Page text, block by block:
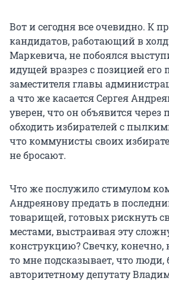
Вот и сегодня все очевидно. К
кандидатов, работающий в
Маркевича, не побоялся
идущей вразрез с позицией его
заместителя главы
а что же касается Сергея
уверен, что он объявится через
обходить избирателей с
что коммунисты своих
не бросают.
Что же послужило стимулом
Андреянову предать в
товарищей, готовых рискнуть
местами, выстраивая эту
конструкцию? Свечку, конечно,
то мне подсказывает, что люди,
авторитетному депутату